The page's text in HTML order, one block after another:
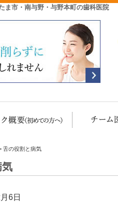
ま市・南与野・与野本町の歯科医院
クリニッ
舌の役割と病気
6日